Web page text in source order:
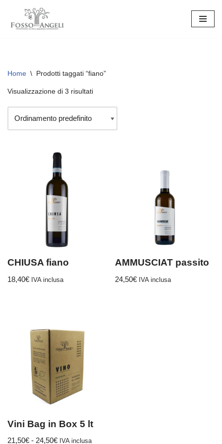
Vai
Home \ Prodotti taggati “fiano”
Visualizzazione di 3 risultati
CHIUSA fiano
18,40€ IVA inclusa
AMMUSCIAT passito
24,50€ IVA inclusa
Vini Bag in Box 5 lt
21,50€ - 24,50€ IVA inclusa